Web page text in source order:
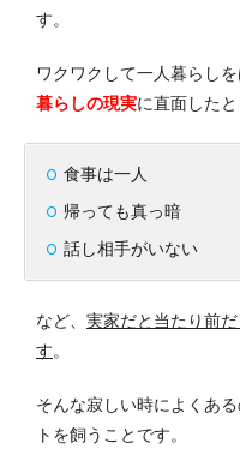
す。
ワクワクして一人暮らしを
暮らしの現実に直面したと
食事は一人
帰っても真っ暗
話し相手がいない
など、 実家だと当たり前
す。
そんな寂しい時によくあ
トを飼うことです。